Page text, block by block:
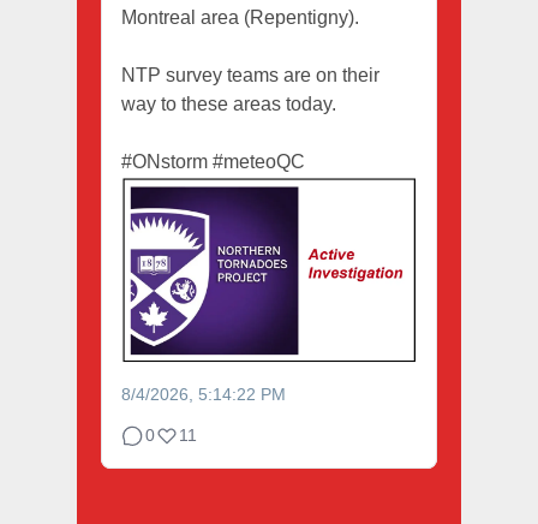
Montreal area (Repentigny).
NTP survey teams are on their
way to these areas today.
#ONstorm #meteoQC
8/4/2026, 5:14:22 PM
0 11